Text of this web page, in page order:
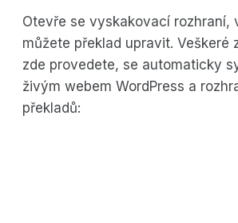
Otevře se vyskakovací rozhraní,
můžete překlad upravit. Veškeré
zde provedete, se automaticky
živým webem WordPress a
překladů: